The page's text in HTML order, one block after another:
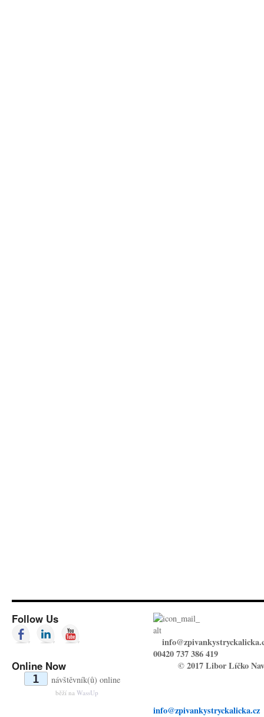
Follow Us
Online Now
1 návštěvník(ů) online
běží na WassUp
00420 737 386 419
© 2017 Libor Líčko
info@zpivankystryckalicka.cz